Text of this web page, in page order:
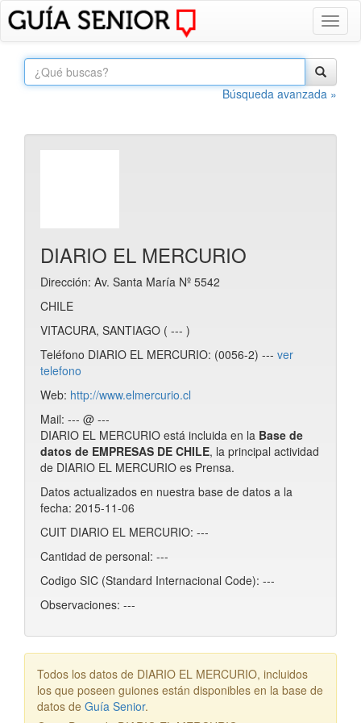
Búsqueda avanzada »
DIARIO EL MERCURIO
Dirección: Av. Santa María Nº 5542
CHILE
VITACURA, SANTIAGO ( --- )
Teléfono DIARIO EL MERCURIO: (0056-2) --- ver
telefono
Web: http://www.elmercurio.cl
Mail: --- @ ---
DIARIO EL MERCURIO está incluida en la Base de
datos de EMPRESAS DE CHILE, la principal actividad
de DIARIO EL MERCURIO es Prensa.
Datos actualizados en nuestra base de datos a la
fecha: 2015-11-06
CUIT DIARIO EL MERCURIO: ---
Cantidad de personal: ---
Codigo SIC (Standard Internacional Code): ---
Observaciones: ---
Todos los datos de DIARIO EL MERCURIO, incluidos
los que poseen guiones están disponibles en la base de
datos de Guía Senior.